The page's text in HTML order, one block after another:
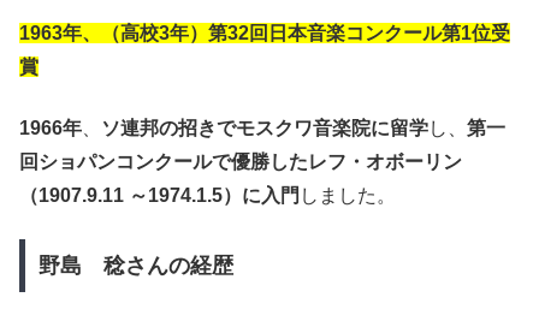
1963年、（高校3年）第32回日本音楽コンクール第1位受
賞
1966年 ソ連邦の招きでモスクワ音楽院に留学し、 第一
回ショパンコンクールで優勝したレフ・オボーリン
（1907.9.11 ～1974.1.5）に入門 しました。
野島 稔さんの経歴